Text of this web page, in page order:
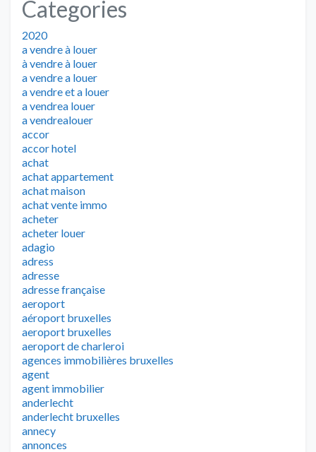
Categories
2020
a vendre à louer
à vendre à louer
a vendre a louer
a vendre et a louer
a vendrea louer
a vendrealouer
accor
accor hotel
achat
achat appartement
achat maison
achat vente immo
acheter
acheter louer
adagio
adress
adresse
adresse française
aeroport
aéroport bruxelles
aeroport bruxelles
aeroport de charleroi
agences immobilières bruxelles
agent
agent immobilier
anderlecht
anderlecht bruxelles
annecy
annonces